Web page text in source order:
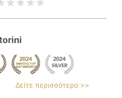
Δείτε περισσότερα >>